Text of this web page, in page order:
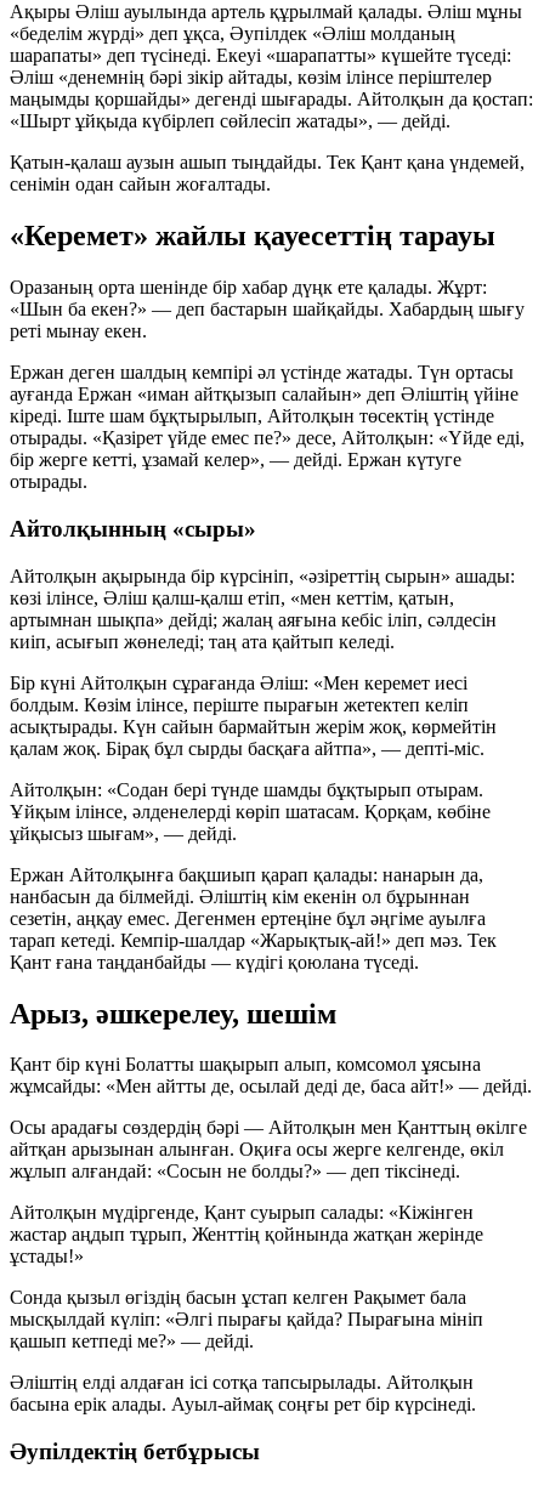
Ақыры Әліш ауылында артель құрылмай қалады. Әліш мұны
«беделім жүрді» деп ұқса, Әупілдек «Әліш молданың
шарапаты» деп түсінеді. Екеуі «шарапатты» күшейте түседі:
Әліш «денемнің бәрі зікір айтады, көзім ілінсе періштелер
маңымды қоршайды» дегенді шығарады. Айтолқын да қостап:
«Шырт ұйқыда күбірлеп сөйлесіп жатады», — дейді.
Қатын-қалаш аузын ашып тыңдайды. Тек Қант қана үндемей,
сенімін одан сайын жоғалтады.
«Керемет» жайлы қауесеттің тарауы
Оразаның орта шенінде бір хабар дүңк ете қалады. Жұрт:
«Шын ба екен?» — деп бастарын шайқайды. Хабардың шығу
реті мынау екен.
Ержан деген шалдың кемпірі әл үстінде жатады. Түн ортасы
ауғанда Ержан «иман айтқызып салайын» деп Әліштің үйіне
кіреді. Іште шам бұқтырылып, Айтолқын төсектің үстінде
отырады. «Қазірет үйде емес пе?» десе, Айтолқын: «Үйде еді,
бір жерге кетті, ұзамай келер», — дейді. Ержан күтуге
отырады.
Айтолқынның «сыры»
Айтолқын ақырында бір күрсініп, «әзіреттің сырын» ашады:
көзі ілінсе, Әліш қалш-қалш етіп, «мен кеттім, қатын,
артымнан шықпа» дейді; жалаң аяғына кебіс іліп, сәлдесін
киіп, асығып жөнеледі; таң ата қайтып келеді.
Бір күні Айтолқын сұрағанда Әліш: «Мен керемет иесі
болдым. Көзім ілінсе, періште пырағын жетектеп келіп
асықтырады. Күн сайын бармайтын жерім жоқ, көрмейтін
қалам жоқ. Бірақ бұл сырды басқаға айтпа», — депті-міс.
Айтолқын: «Содан бері түнде шамды бұқтырып отырам.
Ұйқым ілінсе, әлденелерді көріп шатасам. Қорқам, көбіне
ұйқысыз шығам», — дейді.
Ержан Айтолқынға бақшиып қарап қалады: нанарын да,
нанбасын да білмейді. Әліштің кім екенін ол бұрыннан
сезетін, аңқау емес. Дегенмен ертеңіне бұл әңгіме ауылға
тарап кетеді. Кемпір-шалдар «Жарықтық-ай!» деп мәз. Тек
Қант ғана таңданбайды — күдігі қоюлана түседі.
Арыз, әшкерелеу, шешім
Қант бір күні Болатты шақырып алып, комсомол ұясына
жұмсайды: «Мен айтты де, осылай деді де, баса айт!» — дейді.
Осы арадағы сөздердің бәрі — Айтолқын мен Қанттың өкілге
айтқан арызынан алынған. Оқиға осы жерге келгенде, өкіл
жұлып алғандай: «Сосын не болды?» — деп тіксінеді.
Айтолқын мүдіргенде, Қант суырып салады: «Кіжінген
жастар аңдып тұрып, Женттің қойнында жатқан жерінде
ұстады!»
Сонда қызыл өгіздің басын ұстап келген Рақымет бала
мысқылдай күліп: «Әлгі пырағы қайда? Пырағына мініп
қашып кетпеді ме?» — дейді.
Әліштің елді алдаған ісі сотқа тапсырылады. Айтолқын
басына ерік алады. Ауыл-аймақ соңғы рет бір күрсінеді.
Әупілдектің бетбұрысы